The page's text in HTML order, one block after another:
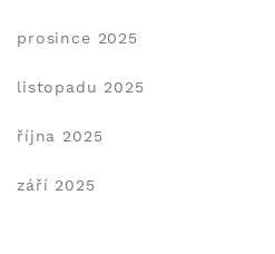
prosince 2025
listopadu 2025
října 2025
září 2025